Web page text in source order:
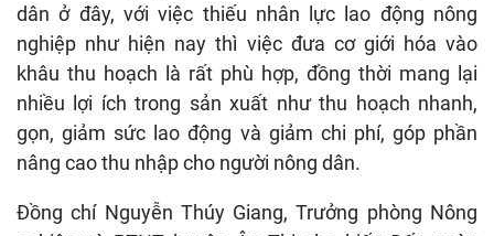
dân ở đây, với việc thiếu nhân lực lao động nông
nghiệp như hiện nay thì việc đưa cơ giới hóa vào
khâu thu hoạch là rất phù hợp, đồng thời mang lại
nhiều lợi ích trong sản xuất như thu hoạch nhanh,
gọn, giảm sức lao động và giảm chi phí, góp phần
nâng cao thu nhập cho người nông dân.
Đồng chí Nguyễn Thúy Giang, Trưởng phòng Nông